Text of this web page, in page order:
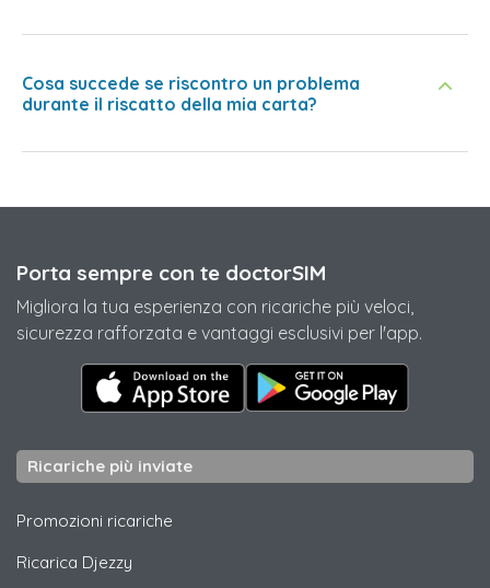
Cosa succede se riscontro un problema
durante il riscatto della mia carta?
Porta sempre con te doctorSIM
Migliora la tua esperienza con ricariche più veloci,
sicurezza rafforzata e vantaggi esclusivi per l'app.
Ricariche più inviate
Promozioni ricariche
Ricarica Djezzy